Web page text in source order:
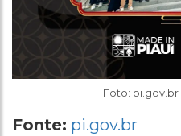
Foto: pi.gov.br
Fonte: pi.gov.br